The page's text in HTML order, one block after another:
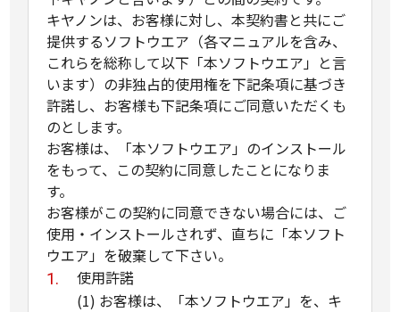
キヤノンは、お客様に対し、本契約書と共にご
提供するソフトウエア（各マニュアルを含み、
これらを総称して以下「本ソフトウエア」と言
います）の非独占的使用権を下記条項に基づき
許諾し、お客様も下記条項にご同意いただくも
のとします。
お客様は、「本ソフトウエア」のインストール
をもって、この契約に同意したことになりま
す。
お客様がこの契約に同意できない場合には、ご
使用・インストールされず、直ちに「本ソフト
ウエア」を破棄して下さい。
使用許諾
(1) お客様は、「本ソフトウエア」を、キ